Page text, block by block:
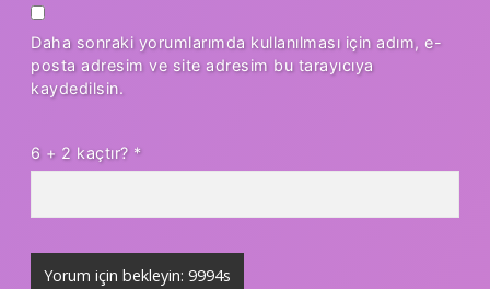
Daha sonraki yorumlarımda kullanılması için adım, e-
posta adresim ve site adresim bu tarayıcıya
kaydedilsin.
6 + 2 kaçtır? *